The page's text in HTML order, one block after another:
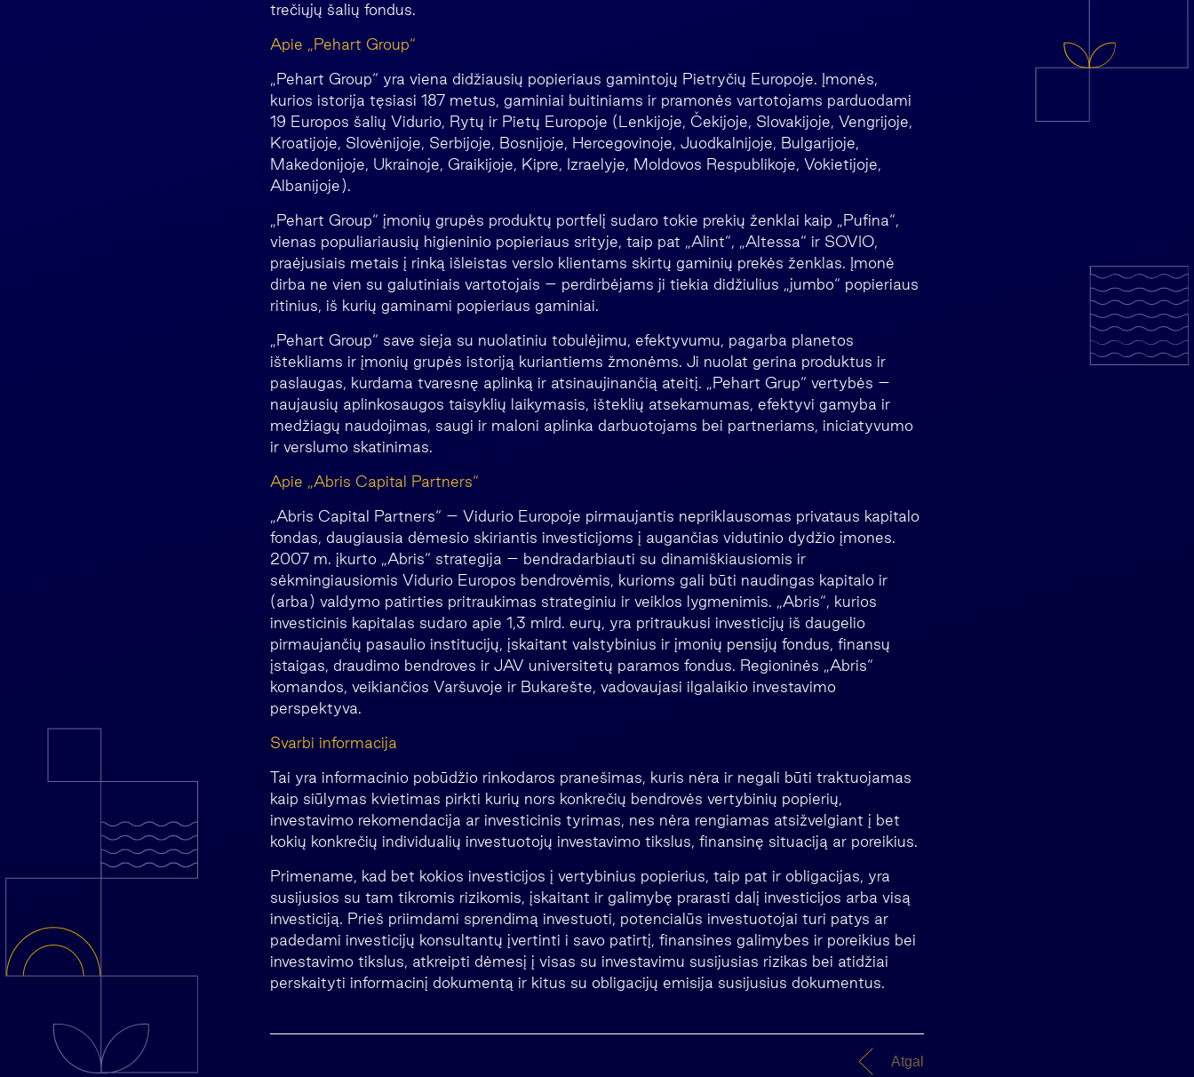
trečiųjų šalių fondus.
Apie „Pehart Group“
„Pehart Group“ yra viena didžiausių popieriaus gamintojų Pietryčių Europoje. Įmonės,
kurios istorija tęsiasi 187 metus, gaminiai buitiniams ir pramonės vartotojams parduodami
19 Europos šalių Vidurio, Rytų ir Pietų Europoje (Lenkijoje, Čekijoje, Slovakijoje, Vengrijoje,
Kroatijoje, Slovėnijoje, Serbijoje, Bosnijoje, Hercegovinoje, Juodkalnijoje, Bulgarijoje,
Makedonijoje, Ukrainoje, Graikijoje, Kipre, Izraelyje, Moldovos Respublikoje, Vokietijoje,
Albanijoje).
„Pehart Group“ įmonių grupės produktų portfelį sudaro tokie prekių ženklai kaip „Pufina“,
vienas populiariausių higieninio popieriaus srityje, taip pat „Alint“, „Altessa“ ir SOVIO,
praėjusiais metais į rinką išleistas verslo klientams skirtų gaminių prekės ženklas. Įmonė
dirba ne vien su galutiniais vartotojais – perdirbėjams ji tiekia didžiulius „jumbo“ popieriaus
ritinius, iš kurių gaminami popieriaus gaminiai.
„Pehart Group“ save sieja su nuolatiniu tobulėjimu, efektyvumu, pagarba planetos
ištekliams ir įmonių grupės istoriją kuriantiems žmonėms. Ji nuolat gerina produktus ir
paslaugas, kurdama tvaresnę aplinką ir atsinaujinančią ateitį. „Pehart Grup“ vertybės –
naujausių aplinkosaugos taisyklių laikymasis, išteklių atsekamumas, efektyvi gamyba ir
medžiagų naudojimas, saugi ir maloni aplinka darbuotojams bei partneriams, iniciatyvumo
ir verslumo skatinimas.
Apie „Abris Capital Partners“
„Abris Capital Partners“ – Vidurio Europoje pirmaujantis nepriklausomas privataus kapitalo
fondas, daugiausia dėmesio skiriantis investicijoms į augančias vidutinio dydžio įmones.
2007 m. įkurto „Abris“ strategija – bendradarbiauti su dinamiškiausiomis ir
sėkmingiausiomis Vidurio Europos bendrovėmis, kurioms gali būti naudingas kapitalo ir
(arba) valdymo patirties pritraukimas strateginiu ir veiklos lygmenimis. „Abris“, kurios
investicinis kapitalas sudaro apie 1,3 mlrd. eurų, yra pritraukusi investicijų iš daugelio
pirmaujančių pasaulio institucijų, įskaitant valstybinius ir įmonių pensijų fondus, finansų
įstaigas, draudimo bendroves ir JAV universitetų paramos fondus. Regioninės „Abris“
komandos, veikiančios Varšuvoje ir Bukarešte, vadovaujasi ilgalaikio investavimo
perspektyva.
Svarbi informacija
Tai yra informacinio pobūdžio rinkodaros pranešimas, kuris nėra ir negali būti traktuojamas
kaip siūlymas kvietimas pirkti kurių nors konkrečių bendrovės vertybinių popierių,
investavimo rekomendacija ar investicinis tyrimas, nes nėra rengiamas atsižvelgiant į bet
kokių konkrečių individualių investuotojų investavimo tikslus, finansinę situaciją ar poreikius.
Primename, kad bet kokios investicijos į vertybinius popierius, taip pat ir obligacijas, yra
susijusios su tam tikromis rizikomis, įskaitant ir galimybę prarasti dalį investicijos arba visą
investiciją. Prieš priimdami sprendimą investuoti, potencialūs investuotojai turi patys ar
padedami investicijų konsultantų įvertinti i savo patirtį, finansines galimybes ir poreikius bei
investavimo tikslus, atkreipti dėmesį į visas su investavimu susijusias rizikas bei atidžiai
perskaityti informacinį dokumentą ir kitus su obligacijų emisija susijusius dokumentus.
Atgal